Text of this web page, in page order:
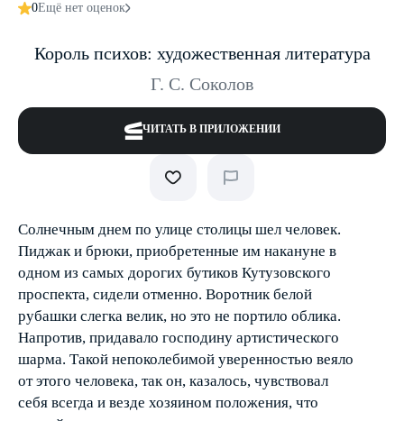
0Ещё нет оценок
Король психов: художественная литература
Г. С. Соколов
ЧИТАТЬ В ПРИЛОЖЕНИИ
Солнечным днем по улице столицы шел человек.
Пиджак и брюки, приобретенные им накануне в
одном из самых дорогих бутиков Кутузовского
проспекта, сидели отменно. Воротник белой
рубашки слегка велик, но это не портило облика.
Напротив, придавало господину артистического
шарма. Такой непоколебимой уверенностью веяло
от этого человека, так он, казалось, чувствовал
себя всегда и везде хозяином положения, что